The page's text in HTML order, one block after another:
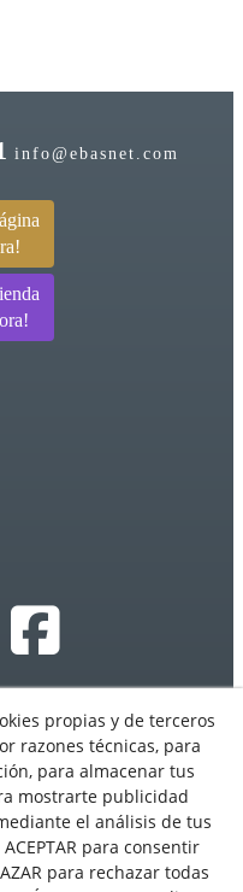
info@ebasnet.com
SL - Todos los
de Uso
Legal
propias y de terceros
razones técnicas, para
para almacenar tus
mostrarte publicidad
el análisis de tus
para consentir
para rechazar todas